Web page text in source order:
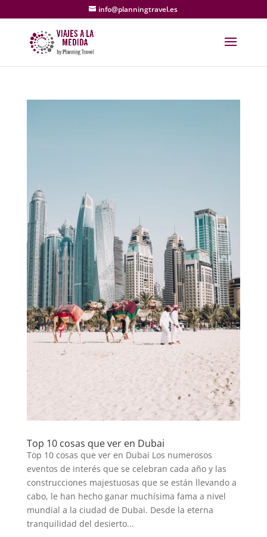
info@planningtravel.es
Top 10 cosas que ver en Dubai
Top 10 cosas que ver en Dubai Los numerosos
eventos de interés que se celebran cada año y las
construcciones majestuosas que se están llevando a
cabo, le han hecho ganar muchísima fama a nivel
mundial a la ciudad de Dubai. Desde la eterna
tranquilidad del desierto...